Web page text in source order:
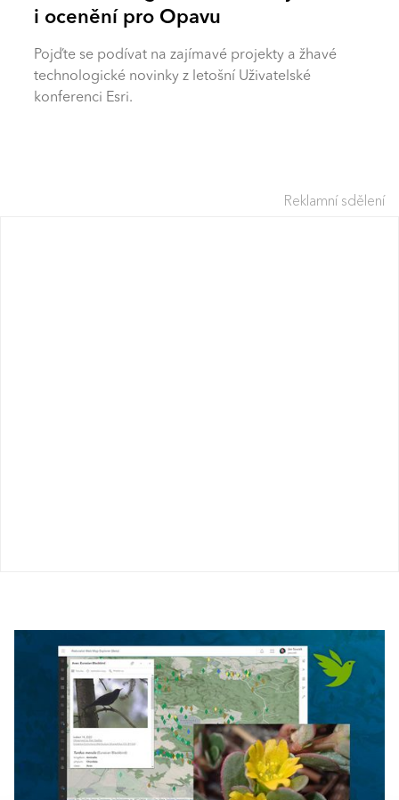
i ocenění pro Opavu
Pojďte se podívat na zajímavé projekty a žhavé
technologické novinky z letošní Uživatelské
konferenci Esri.
Reklamní sdělení